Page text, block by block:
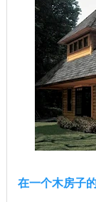
在一个木房子